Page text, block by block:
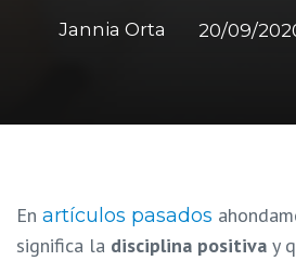
Jannia Orta 20/09/
En artículos pasados
significa la disciplina positiva y